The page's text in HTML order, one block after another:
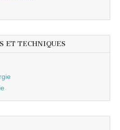
ET TECHNIQUES